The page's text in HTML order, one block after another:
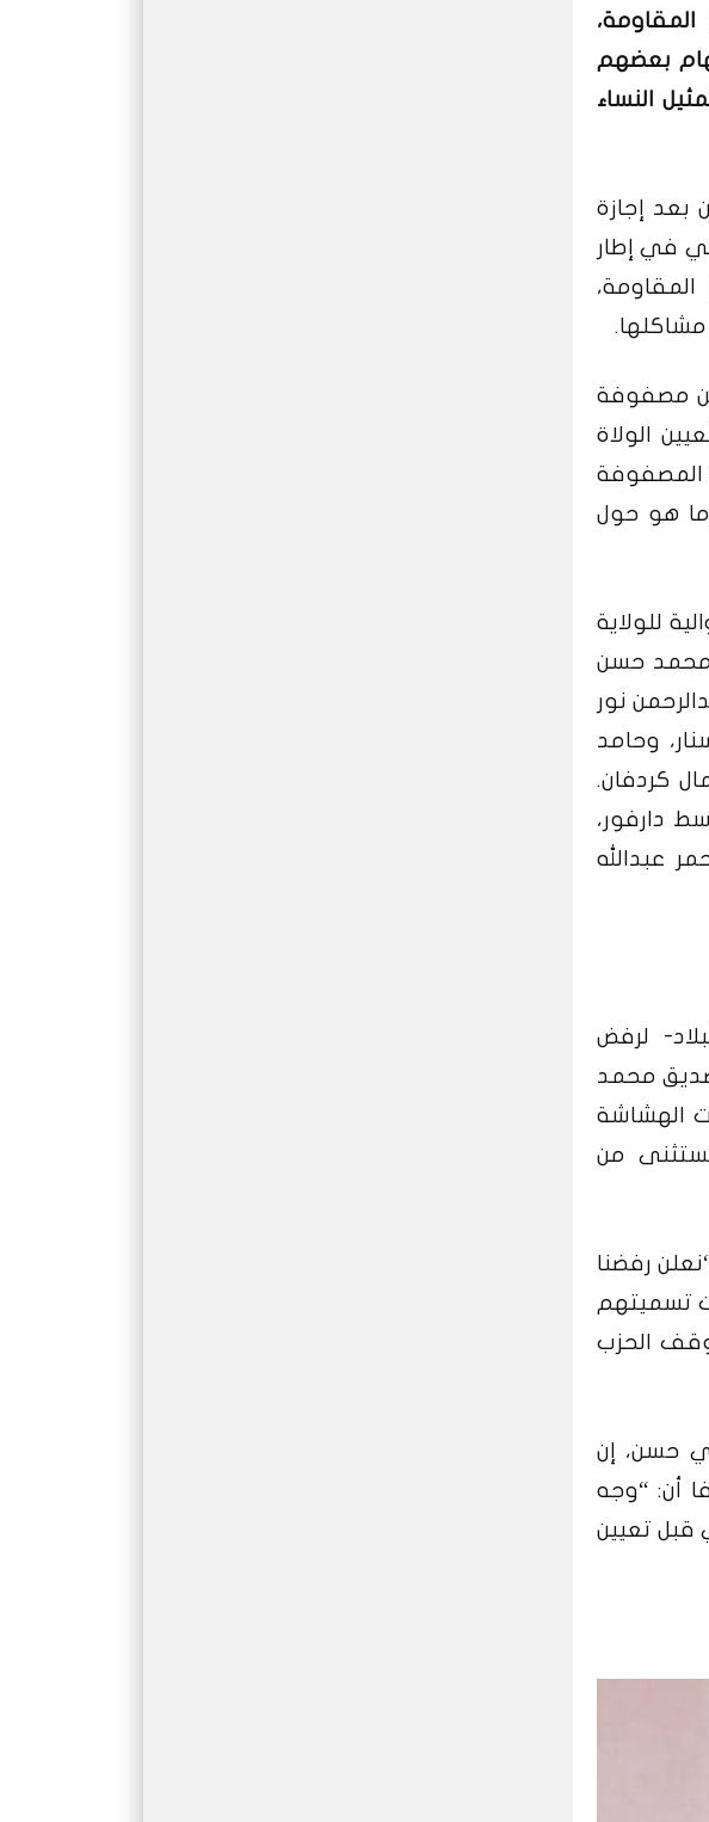
بعضهم
النساء
السودان بعد إجازة
في إطار
مشاكلها.
عن مصفوفة
الولاة
المصفوفة
هو حول
والية للولاية
ومحمد حسن
نور
وحامد
كردفان.
دارفور،
عبدالله
لرفض
صديق محمد
الهشاشة
تستثنى من
رفضنا
تسميتهم
الحزب
حسن، إن
أن: “وجه
قبل تعيين